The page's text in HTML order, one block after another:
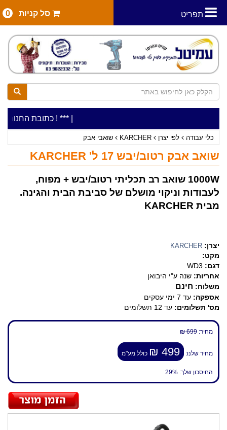
תפריט סל קניות 0
***כתובת החנות: רח' המלאכה 2, ביתן 8 (כניסה***כלי עבודה להשכרה בתעריף יומי משתלם ! ***
כלי עבודה לפי יצרן KARCHER שואבי אבק
שואב אבק רטוב/יבש 17 ל' KARCHER
1000W שואב רב תכליתי רטוב/יבש + מפוח,
לעבודות וניקוי מושלם של סביבת הבית והגינה.
מבית KARCHER
יצרן: KARCHER
מקט:
דגם: WD3
אחריות: שנה ע"י היבואן
משלוח: חינם
אספקה: עד 7 ימי עסקים
מס' תשלומים: עד 12 תשלומים
מחיר: 699 ₪
מחיר שלנו: 499 ₪ כולל מע"מ
החיסכון שלך: 29%